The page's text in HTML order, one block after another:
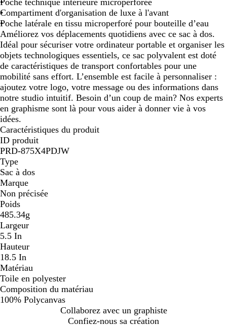
Poche technique intérieure microperforée
Compartiment d'organisation de luxe à l'avant
Poche latérale en tissu microperforé pour bouteille d’eau
Améliorez vos déplacements quotidiens avec ce sac à dos.
Idéal pour sécuriser votre ordinateur portable et organiser les
objets technologiques essentiels, ce sac polyvalent est doté
de caractéristiques de transport confortables pour une
mobilité sans effort. L’ensemble est facile à personnaliser :
ajoutez votre logo, votre message ou des informations dans
notre studio intuitif. Besoin d’un coup de main? Nos experts
en graphisme sont là pour vous aider à donner vie à vos
idées.
Caractéristiques du produit
ID produit
PRD-875X4PDJW
Type
Sac à dos
Marque
Non précisée
Poids
485.34g
Largeur
5.5 In
Hauteur
18.5 In
Matériau
Toile en polyester
Composition du matériau
100% Polycanvas
Collaborez avec un graphiste
Confiez-nous sa création